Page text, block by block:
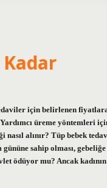
için belirlenen
üreme yöntemleri
nasıl alınır? Tüp bebek
sahip olması,
ödüyor mu? Ancak